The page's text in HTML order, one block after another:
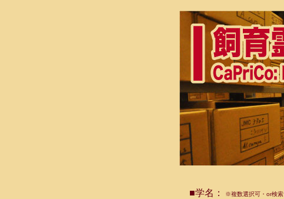
■学名： ※複数選択可・or検索